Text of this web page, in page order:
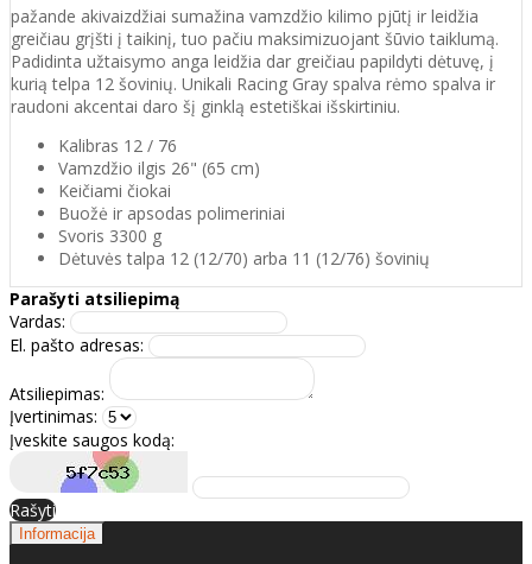
pažande akivaizdžiai sumažina vamzdžio kilimo pjūtį ir leidžia
greičiau grįšti į taikinį, tuo pačiu maksimizuojant šūvio taiklumą.
Padidinta užtaisymo anga leidžia dar greičiau papildyti dėtuvę, į
kurią telpa 12 šovinių. Unikali Racing Gray spalva rėmo spalva ir
raudoni akcentai daro šį ginklą estetiškai išskirtiniu.
Kalibras 12 / 76
Vamzdžio ilgis 26" (65 cm)
Keičiami čiokai
Buožė ir apsodas polimeriniai
Svoris 3300 g
Dėtuvės talpa 12 (12/70) arba 11 (12/76) šovinių
Parašyti atsiliepimą
Vardas:
El. pašto adresas:
Atsiliepimas:
Įvertinimas:
Įveskite saugos kodą:
Rašyti
Informacija